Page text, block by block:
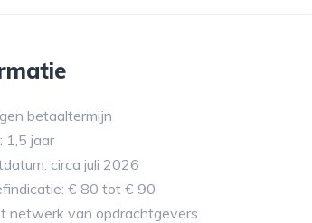
betaaltermijn
1,5 jaar
circa juli 2026
€ 80 tot € 90
netwerk van opdrachtgevers